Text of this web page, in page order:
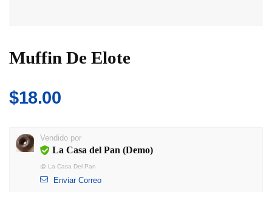
Muffin De Elote
$18.00
Vendido por
La Casa del Pan (Demo)
@ La Casa Del Pan
Enviar Correo